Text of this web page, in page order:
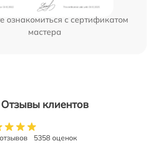
ознакомиться с сертификатом
мастера
Отзывы клиентов
5358 оценок